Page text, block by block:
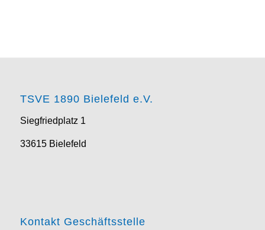
TSVE 1890 Bielefeld e.V.
Siegfriedplatz 1
33615 Bielefeld
Kontakt Geschäftsstelle